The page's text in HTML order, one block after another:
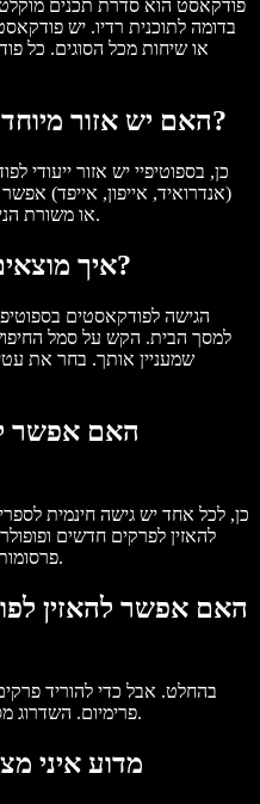
פודקאסט הוא סדרת תכנים
בדומה לתוכנית רדיו. יש
או שיחות מכל הסוגים. כל
האם יש אזור מיוחד לפודקאסטים בספוטיפיי?
כן, בספוטיפיי יש אזור ייעודי
(אנדרואיד, אייפון, אייפד)
או משורת הניווט התחתונה ולגלות תכנים רלוונטיים.
איך מוצאים פודקאסטים בספוטיפיי?
הגישה לפודקאסטים
למסך הבית. הקש על סמל
שמעניין אותך. בחר את
האם אפשר
כן, לכל אחד יש גישה חינמית
להאזין לפרקים חדשים
פרסומות ולא ניתן לשמוע בלי חיבור לאינטרנט.
האם אפשר להאזין
בהחלט. אבל כדי להוריד
פרימיום. השדרוג מסיר פרסומות ומשפר את איכות הצליל.
מדוע איני